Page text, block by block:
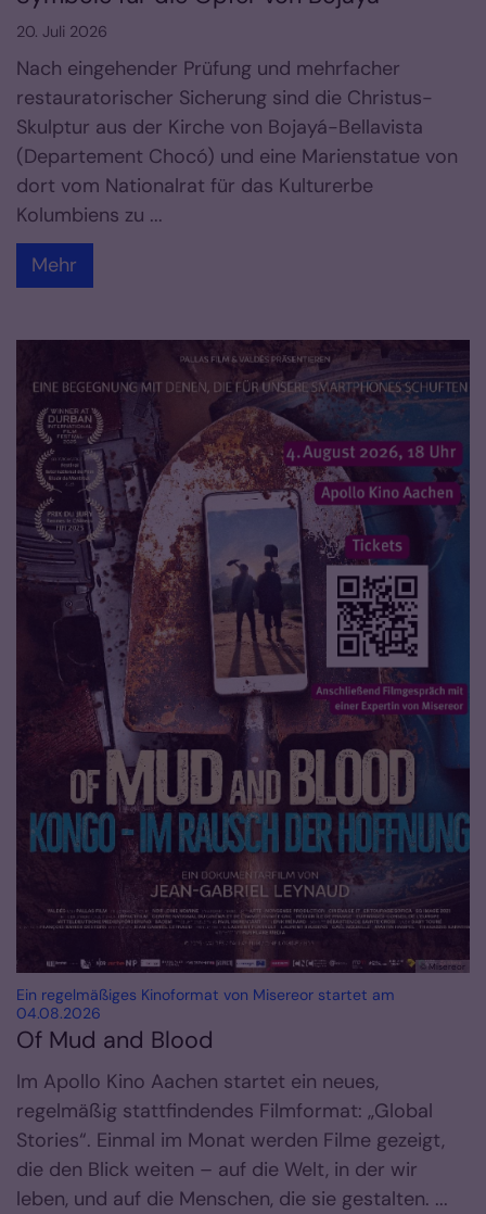
20. Juli 2026
Nach eingehender Prüfung und mehrfacher
restauratorischer Sicherung sind die Christus-
Skulptur aus der Kirche von Bojayá-Bellavista
(Departement Chocó) und eine Marienstatue von
dort vom Nationalrat für das Kulturerbe
Kolumbiens zu ...
Mehr
© Misereor
Ein regelmäßiges Kinoformat von Misereor startet am
04.08.2026
Of Mud and Blood
Im Apollo Kino Aachen startet ein neues,
regelmäßig stattfindendes Filmformat: „Global
Stories“. Einmal im Monat werden Filme gezeigt,
die den Blick weiten – auf die Welt, in der wir
leben, und auf die Menschen, die sie gestalten. ...